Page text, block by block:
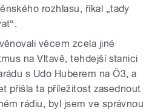
rozhlasu, říkal „tady
věcem zcela jiné
na Vltavě, tehdejší stanici
s Udo Huberem na Ö3, a
přišla ta příležitost zasednout
rádiu, byl jsem ve správnou